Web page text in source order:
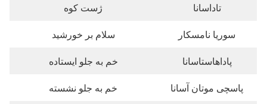
تاداسانا ژست کوه
سوریا نامسکار سلام بر خورشید
پاداهاستاسانا خم به جلو ایستاده
پاسچی موتان آسانا خم به جلو نشسته